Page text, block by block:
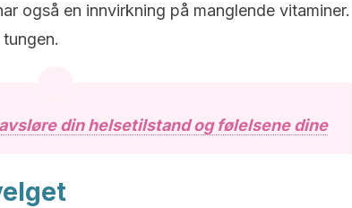
også en innvirkning på manglende vitaminer.
din helsetilstand og følelsene dine